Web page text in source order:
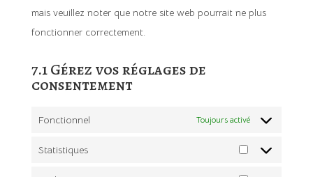
mais veuillez noter que notre site web pourrait ne plus
fonctionner correctement.
7.1 Gérez vos réglages de
consentement
Fonctionnel Toujours activé
Statistiques